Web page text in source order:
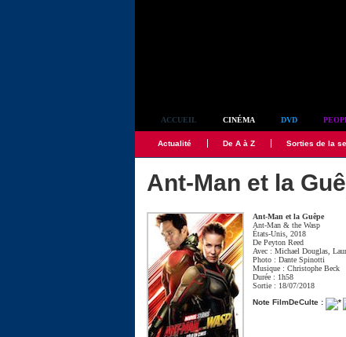
ACCUEIL CINÉMA DVD
Actualité De A à Z Sorties de la
Ant-Man et la
Ant-Man et la Guêpe
Ant-Man & the Wasp
États-Unis, 2018
DePeyton Reed
Avec :Michael Douglas ,
Photo :Dante Spinotti
Musique :Christophe Beck
Durée : 1h58
Sortie : 18/07/2018
Note FilmDeCulte :